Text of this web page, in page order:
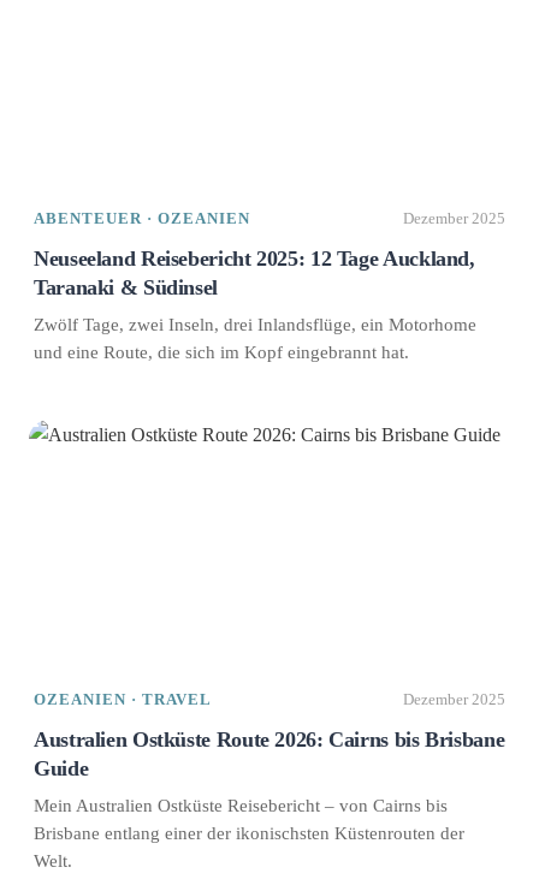
ABENTEUER · OZEANIEN Dezember 2025
Neuseeland Reisebericht 2025: 12 Tage Auckland,
Taranaki & Südinsel
Zwölf Tage, zwei Inseln, drei Inlandsflüge, ein Motorhome
und eine Route, die sich im Kopf eingebrannt hat.
OZEANIEN · TRAVEL Dezember 2025
Australien Ostküste Route 2026: Cairns bis Brisbane
Guide
Mein Australien Ostküste Reisebericht – von Cairns bis
Brisbane entlang einer der ikonischsten Küstenrouten der
Welt.